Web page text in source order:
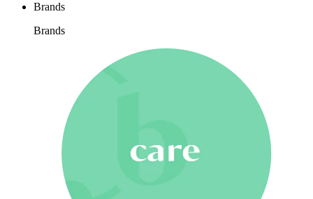
Brands
Brands